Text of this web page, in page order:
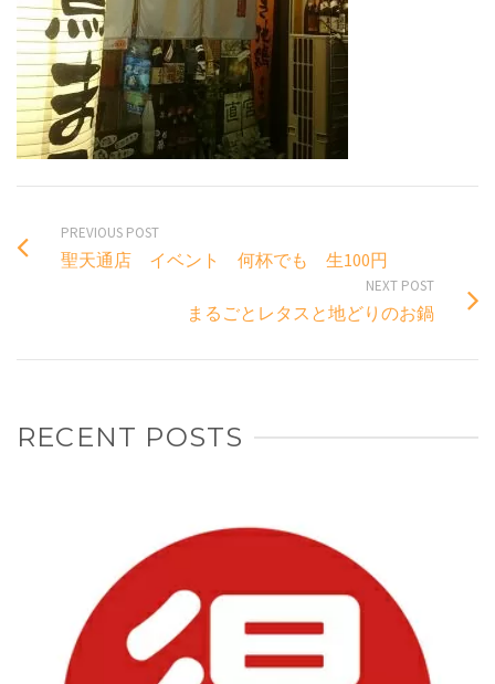
PREVIOUS POST
聖天通店 イベント 何杯でも 生100円
NEXT POST
まるごとレタスと地どりのお鍋
RECENT POSTS